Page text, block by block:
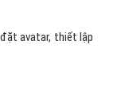
avatar, thiết lập